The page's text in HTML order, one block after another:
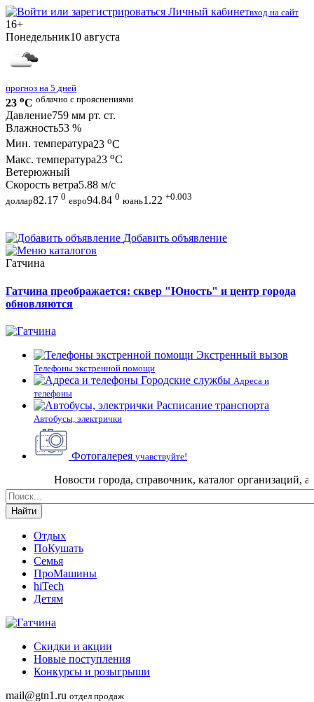
Личный кабинетвход на сайт
16+
Понедельник10 августа
прогноз на 5 дней
23 oC облачно с прояснениями
Давление759 мм рт. ст.
Влажность53 %
Мин. температура23 oC
Макс. температура23 oC
Ветерюжный
Скорость ветра5.88 м/с
доллар82.17 0 евро94.84 0 юань1.22 +0.003
Добавить объявление
Гатчина
Гатчина преображается: сквер "Юность" и центр города
обновляются
Экстренный вызов
Телефоны экстренной помощи
Городские службы Адреса и
телефоны
Расписание транспорта
Автобусы, электрички
Фотогалерея учавствуйте!
Новости города, справочник, каталог организаций,
Найти
Отдых
ПоКушать
Семья
ПроМашины
hiTech
Детям
Скидки и акции
Новые поступления
Конкурсы и розыгрыши
mail@gtn1.ru отдел продаж